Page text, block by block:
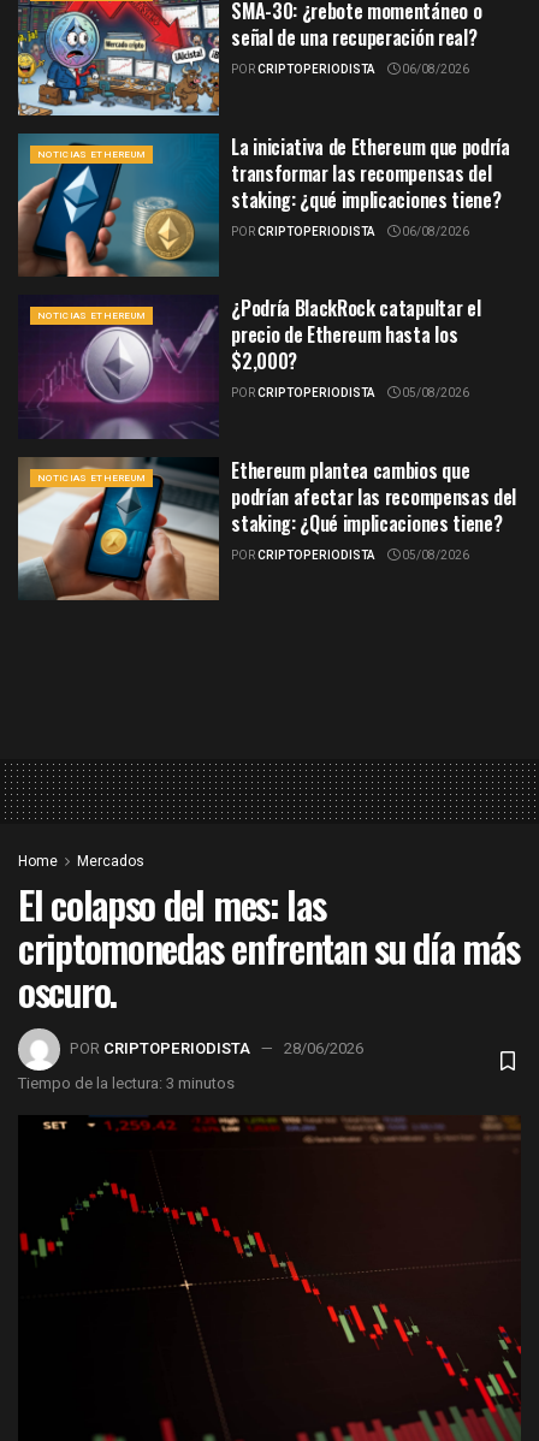
SMA-30: ¿rebote momentáneo o
señal de una recuperación real?
PORCRIPTOPERIODISTA 06/08/2026
NOTICIAS ETHEREUM
La iniciativa de Ethereum que podría
transformar las recompensas del
staking: ¿qué implicaciones tiene?
PORCRIPTOPERIODISTA 06/08/2026
NOTICIAS ETHEREUM
¿Podría BlackRock catapultar el
precio de Ethereum hasta los
$2,000?
PORCRIPTOPERIODISTA 05/08/2026
NOTICIAS ETHEREUM
Ethereum plantea cambios que
podrían afectar las recompensas del
staking: ¿Qué implicaciones tiene?
PORCRIPTOPERIODISTA 05/08/2026
Home Mercados
El colapso del mes: las
criptomonedas enfrentan su día más
oscuro.
POR CRIPTOPERIODISTA
28/06/2026
Tiempo de la lectura: 3 minutos